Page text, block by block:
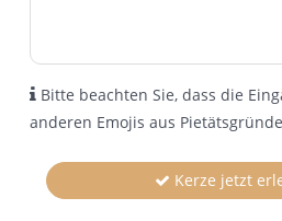
Bitte beachten Sie, dass die
anderen Emojis aus
Kerze jetzt